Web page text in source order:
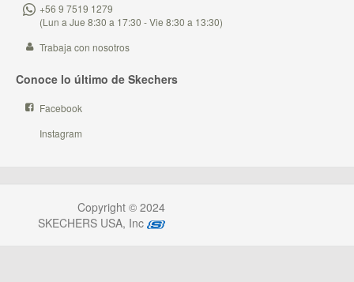
+56 9 7519 1279
(Lun a Jue 8:30 a 17:30 - Vie 8:30 a 13:30)
Trabaja con nosotros
Conoce lo último de Skechers
Facebook
Instagram
Copyright © 2024
SKECHERS USA, Inc